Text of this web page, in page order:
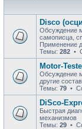
Disco
Обсуждение
самописца,
Применение
Темы: 282 •
Motor-
Обсуждение
другие
Темы: 79 •
DiSco-
Быстрая
механизмов
Темы: 29 •